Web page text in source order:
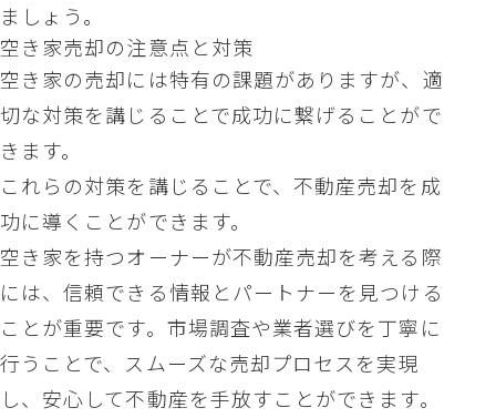
ましょう。
空き家売却の注意点と対策
空き家の売却には特有の課題がありますが、適
切な対策を講じることで成功に繋げることがで
きます。
これらの対策を講じることで、不動産売却を成
功に導くことができます。
空き家を持つオーナーが不動産売却を考える際
には、信頼できる情報とパートナーを見つける
ことが重要です。市場調査や業者選びを丁寧に
行うことで、スムーズな売却プロセスを実現
し、安心して不動産を手放すことができます。